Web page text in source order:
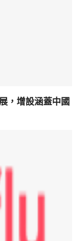
，增設涵蓋中國